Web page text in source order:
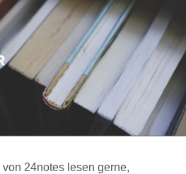
von 24notes lesen gerne,